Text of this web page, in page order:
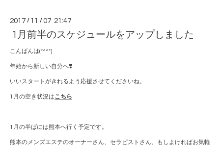
2017 / 11 /07 21:47
1月前半のスケジュールをアップしました
こんばんは(*^^*)
年始から新しい自分へ❣️
いいスタートがきれるよう応援させてくださいね。
1月の空き状況はこちら
1月の半ばには熊本へ行く予定です。
熊本のメンズエステのオーナーさん、セラピストさん、もしよければお気軽